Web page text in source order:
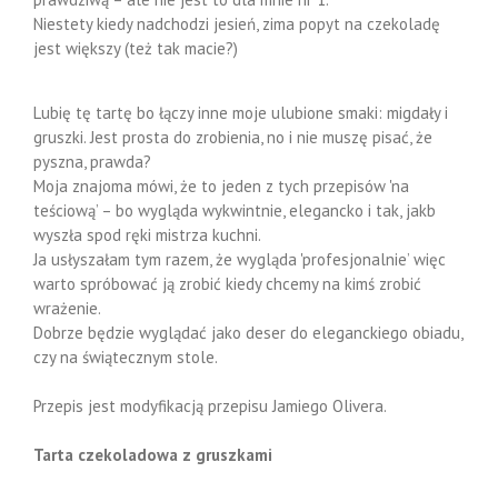
Niestety kiedy nadchodzi jesień, zima popyt na czekoladę
jest większy (też tak macie?)
Lubię tę tartę bo łączy inne moje ulubione smaki: migdały i
gruszki. Jest prosta do zrobienia, no i nie muszę pisać, że
pyszna, prawda?
Moja znajoma mówi, że to jeden z tych przepisów 'na
teściową’ – bo wygląda wykwintnie, elegancko i tak, jakb
wyszła spod ręki mistrza kuchni.
Ja usłyszałam tym razem, że wygląda 'profesjonalnie’ więc
warto spróbować ją zrobić kiedy chcemy na kimś zrobić
wrażenie.
Dobrze będzie wyglądać jako deser do eleganckiego obiadu,
czy na świątecznym stole.
Przepis jest modyfikacją przepisu Jamiego Olivera.
Tarta czekoladowa z gruszkami